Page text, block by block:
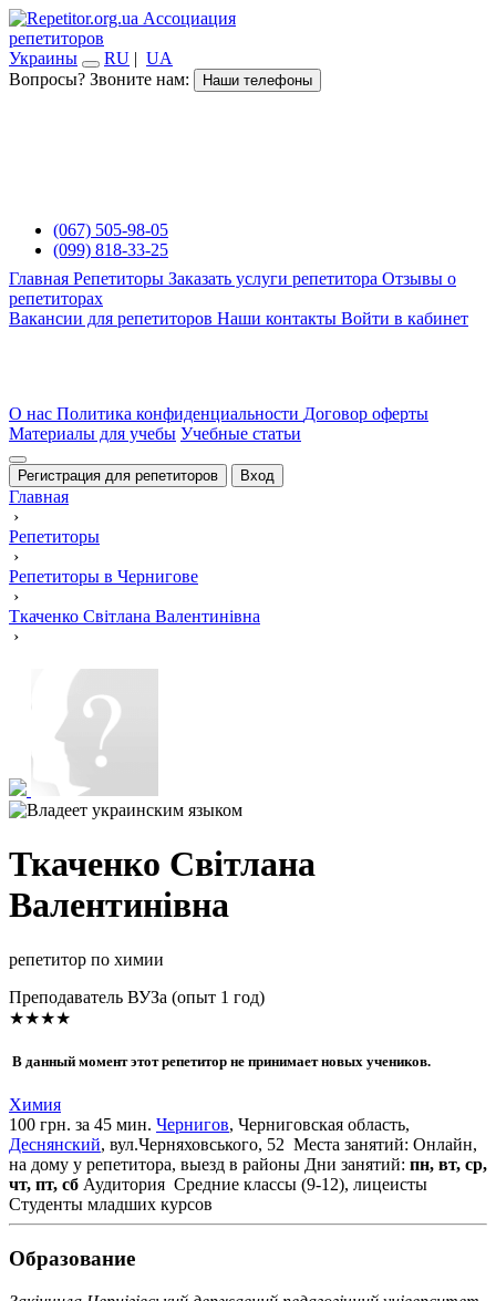
Ассоциация
репетиторов
Украины
RU | UA
Вопросы? Звоните нам:
Наши телефоны
(067) 505-98-05
(099) 818-33-25
Главная Репетиторы Заказать услуги репетитора Отзывы о
репетиторах
Вакансии для репетиторов Наши контакты Войти в кабинет
О нас Политика конфиденциальности Договор оферты
Материалы для учебы Учебные статьи
Регистрация для репетиторов Вход
Главная
›
Репетиторы
›
Репетиторы в Чернигове
›
Ткаченко Світлана Валентинівна
›
Ткаченко Світлана
Валентинівна
репетитор по химии
Преподаватель ВУЗа (опыт 1 год)
★★★★
В данный момент этот репетитор не принимает новых учеников.
Химия
100 грн. за 45 мин. Чернигов, Черниговская область,
Деснянский, вул.Черняховського, 52 Места занятий: Онлайн,
на дому у репетитора, выезд в районы Дни занятий: пн, вт, ср,
чт, пт, сб Аудитория Средние классы (9-12), лицеисты
Студенты младших курсов
Образование